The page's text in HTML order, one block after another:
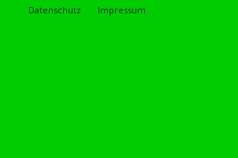
Datenschutz
Impressum